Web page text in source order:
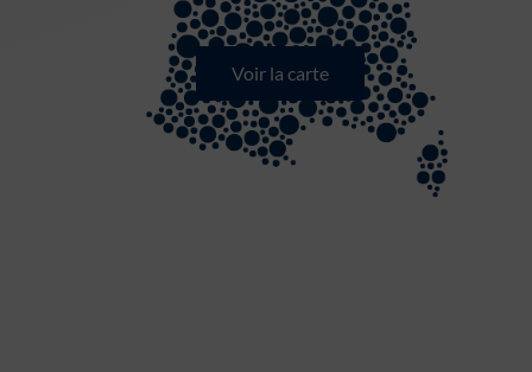
Voir la carte